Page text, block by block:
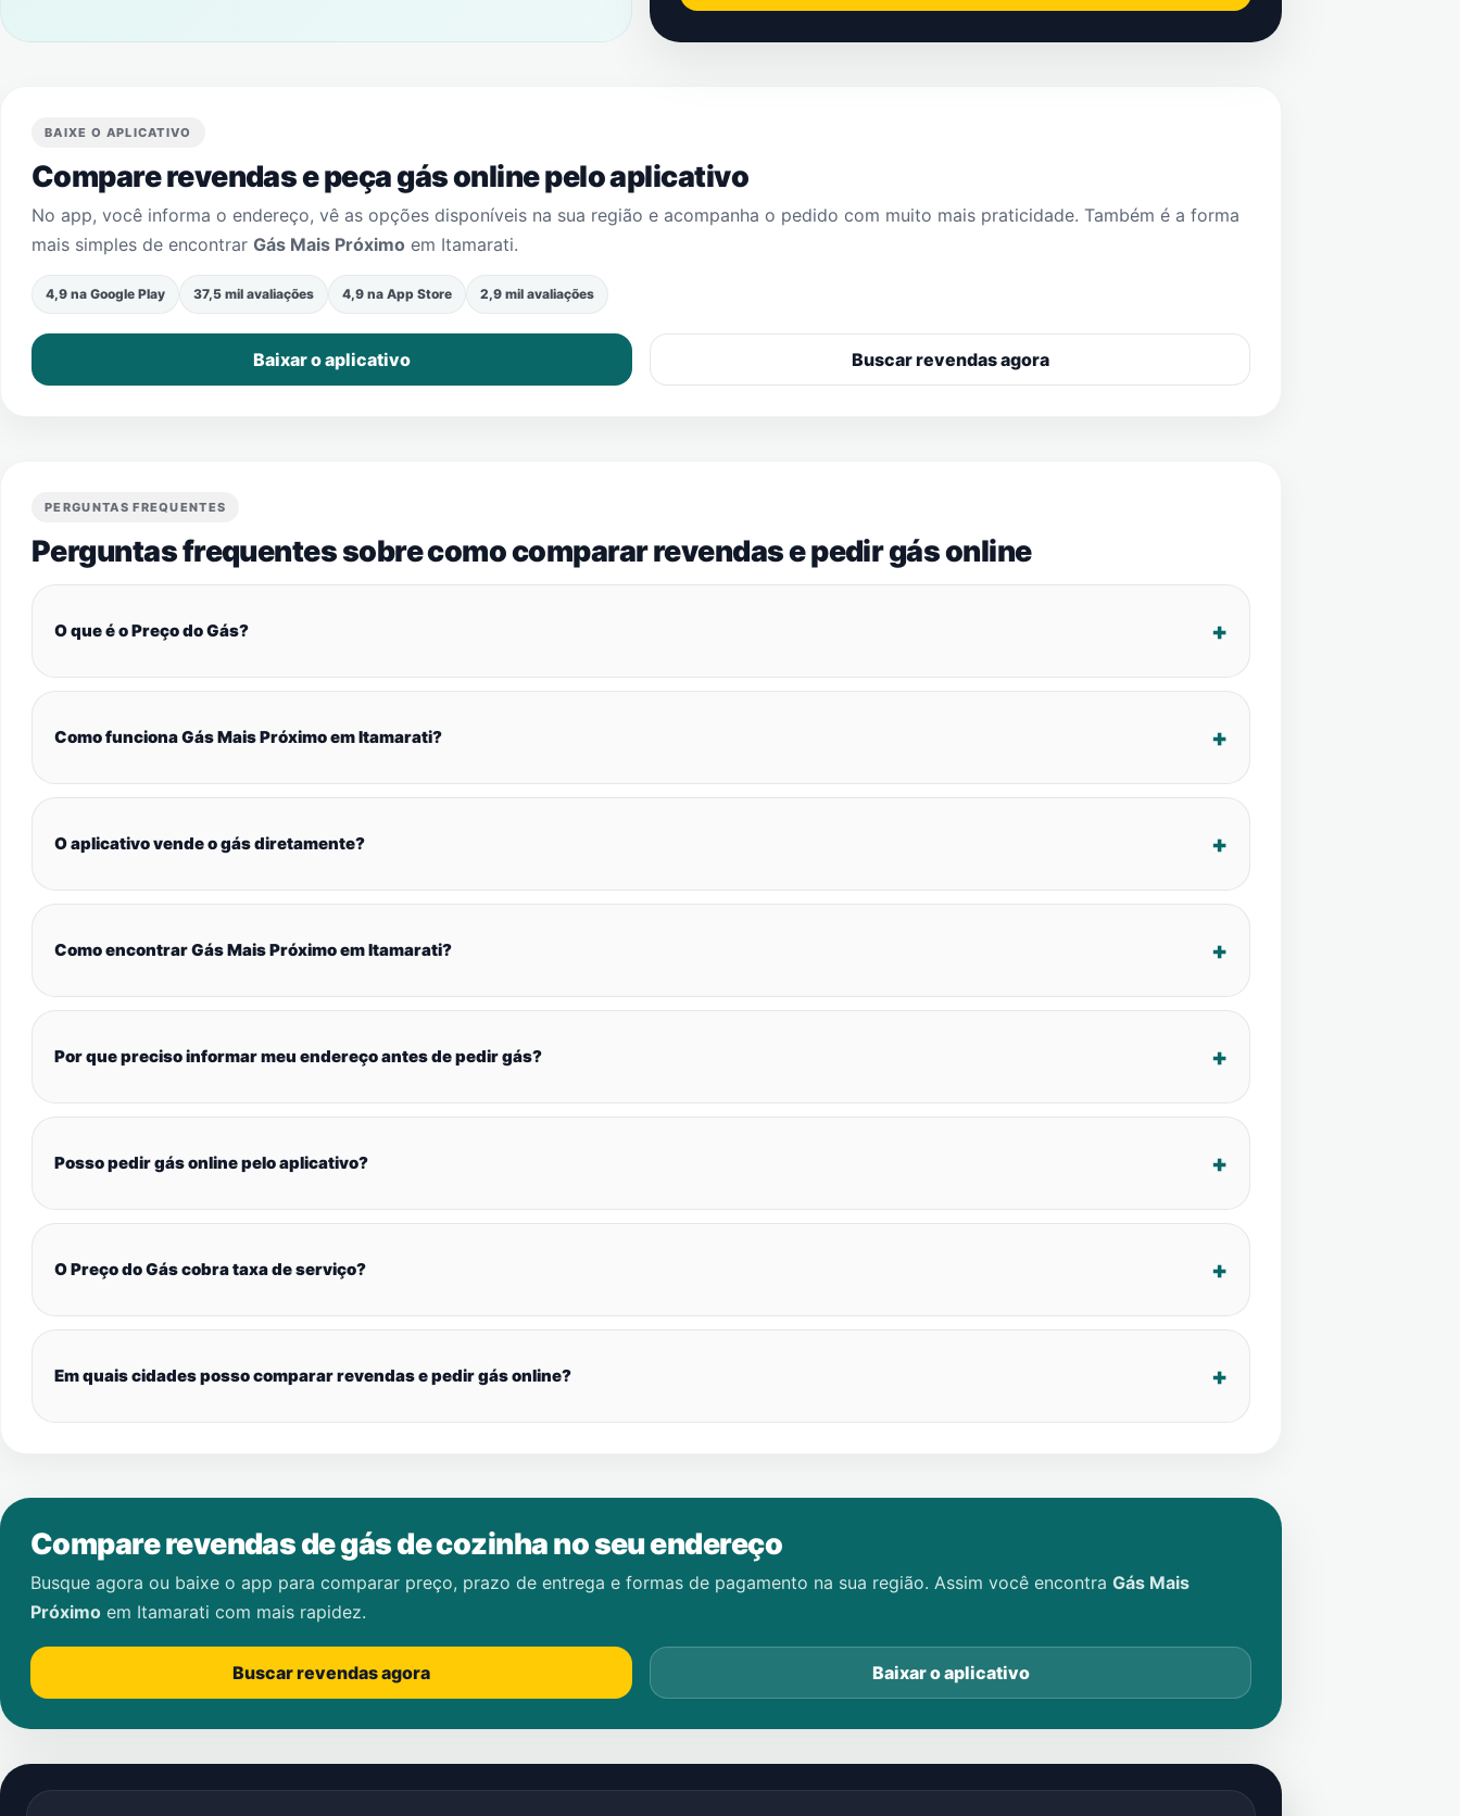
BAIXE O APLICATIVO
Compare revendas e peça gás online pelo aplicativo
No app, você informa o endereço, vê as opções disponíveis na sua região e acompanha o pedido com muito mais praticidade. Também é a forma
mais simples de encontrar Gás Mais Próximo em Itamarati.
4,9 na Google Play 37,5 mil avaliações 4,9 na App Store 2,9 mil avaliações
Baixar o aplicativo Buscar revendas agora
PERGUNTAS FREQUENTES
Perguntas frequentes sobre como comparar revendas e pedir gás online
O que é o Preço do Gás?
Como funciona Gás Mais Próximo em Itamarati?
O aplicativo vende o gás diretamente?
Como encontrar Gás Mais Próximo em Itamarati?
Por que preciso informar meu endereço antes de pedir gás?
Posso pedir gás online pelo aplicativo?
O Preço do Gás cobra taxa de serviço?
Em quais cidades posso comparar revendas e pedir gás online?
Compare revendas de gás de cozinha no seu endereço
Busque agora ou baixe o app para comparar preço, prazo de entrega e formas de pagamento na sua região. Assim você encontra Gás Mais
Próximo em Itamarati com mais rapidez.
Buscar revendas agora Baixar o aplicativo